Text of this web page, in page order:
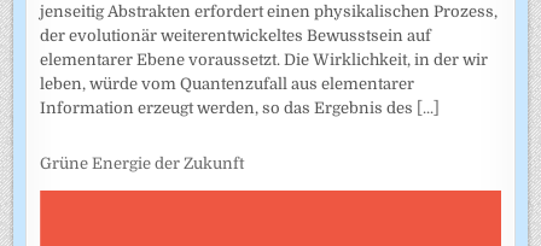
jenseitig Abstrakten erfordert einen physikalischen Prozess,
der evolutionär weiterentwickeltes Bewusstsein auf
elementarer Ebene voraussetzt. Die Wirklichkeit, in der wir
leben, würde vom Quantenzufall aus elementarer
Information erzeugt werden, so das Ergebnis des [...]
Grüne Energie der Zukunft